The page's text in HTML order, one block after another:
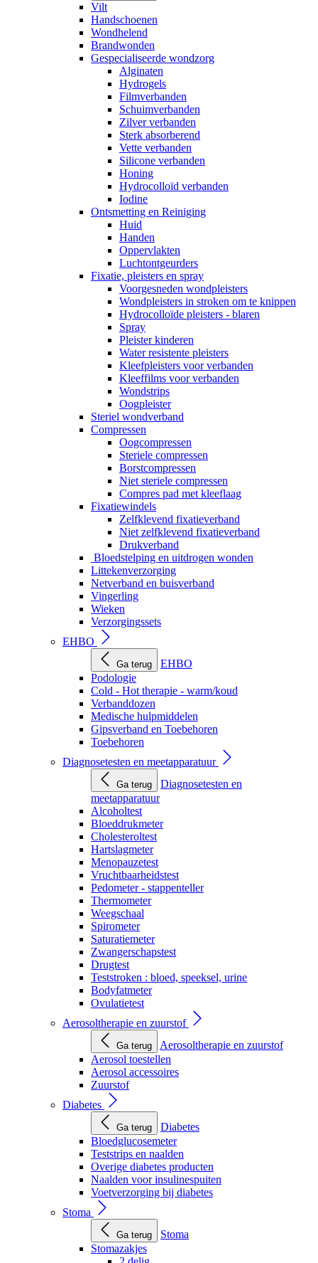
Vilt
Handschoenen
Wondhelend
Brandwonden
Gespecialiseerde wondzorg
Alginaten
Hydrogels
Filmverbanden
Schuimverbanden
Zilver verbanden
Sterk absorberend
Vette verbanden
Silicone verbanden
Honing
Hydrocolloïd verbanden
Iodine
Ontsmetting en Reiniging
Huid
Handen
Oppervlakten
Luchtontgeurders
Fixatie, pleisters en spray
Voorgesneden wondpleisters
Wondpleisters in stroken om te knippen
Hydrocolloïde pleisters - blaren
Spray
Pleister kinderen
Water resistente pleisters
Kleefpleisters voor verbanden
Kleeffilms voor verbanden
Wondstrips
Oogpleister
Steriel wondverband
Compressen
Oogcompressen
Steriele compressen
Borstcompressen
Niet steriele compressen
Compres pad met kleeflaag
Fixatiewindels
Zelfklevend fixatieverband
Niet zelfklevend fixatieverband
Drukverband
Bloedstelping en uitdrogen wonden
Littekenverzorging
Netverband en buisverband
Vingerling
Wieken
Verzorgingssets
EHBO
Ga terug
EHBO
Podologie
Cold - Hot therapie - warm/koud
Verbanddozen
Medische hulpmiddelen
Gipsverband en Toebehoren
Toebehoren
Diagnosetesten en meetapparatuur
Ga terug
Diagnosetesten en
meetapparatuur
Alcoholtest
Bloeddrukmeter
Cholesteroltest
Hartslagmeter
Menopauzetest
Vruchtbaarheidstest
Pedometer - stappenteller
Thermometer
Weegschaal
Spirometer
Saturatiemeter
Zwangerschapstest
Drugtest
Teststroken : bloed, speeksel, urine
Bodyfatmeter
Ovulatietest
Aerosoltherapie en zuurstof
Ga terug
Aerosoltherapie en zuurstof
Aerosol toestellen
Aerosol accessoires
Zuurstof
Diabetes
Ga terug
Diabetes
Bloedglucosemeter
Teststrips en naalden
Overige diabetes producten
Naalden voor insulinespuiten
Voetverzorging bij diabetes
Stoma
Ga terug
Stoma
Stomazakjes